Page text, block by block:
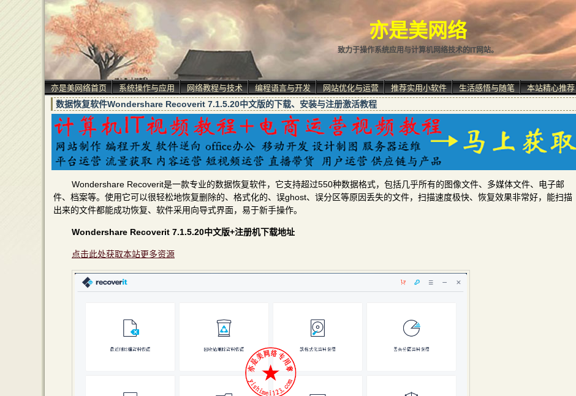
亦是美网络
致力于操作系统应用与计算机网络技术的IT网站。
亦是美网络首页 系统操作与应用 网络教程与技术 编程语言与开发 网站优化与运营 推荐实用小软件 生活感悟与随笔 本站精心推荐
数据恢复软件Wondershare Recoverit 7.1.5.20中文版的下载、安装与注册激活教程
Wondershare Recoverit是一款专业的数据恢复软件，它支持超过550种数据格式，包括几乎所有的图像文件、多媒体文件、电子邮
件、档案等。使用它可以很轻松地恢复删除的、格式化的、误ghost、误分区等原因丢失的文件，扫描速度极快、恢复效果非常好，能扫描
出来的文件都能成功恢复、软件采用向导式界面，易于新手操作。
Wondershare Recoverit 7.1.5.20中文版+注册机下载地址
点击此处获取本站更多资源